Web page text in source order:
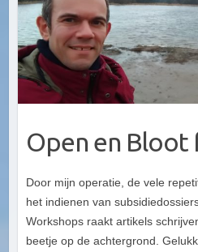
Open en Bloot
Door mijn operatie, de vele
het indienen van
Workshops raakt artikels
beetje op de achtergrond.